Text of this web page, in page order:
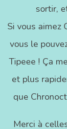
sortir,
Si vous aimez
vous le
Tipeee ! Ça
et plus
que
Merci à